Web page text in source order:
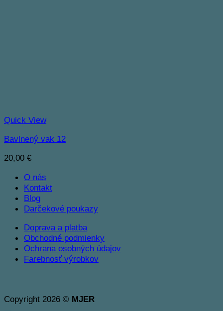
Quick View
Bavlnený vak 12
20,00 €
O nás
Kontakt
Blog
Darčekové poukazy
Doprava a platba
Obchodné podmienky
Ochrana osobných údajov
Farebnosť výrobkov
Copyright 2026 © MJER